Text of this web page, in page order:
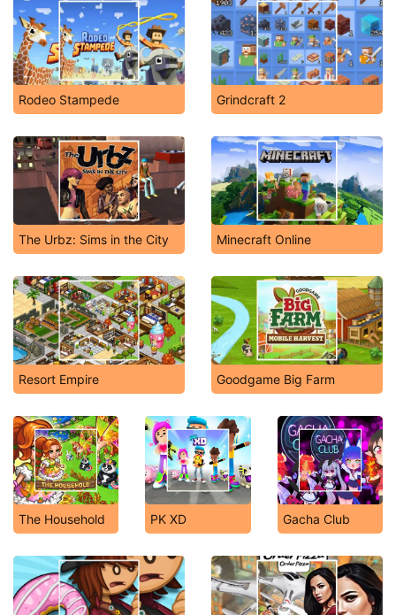
Rodeo Stampede Grindcraft 2
The Urbz: Sims in the City Minecraft Online
Resort Empire Goodgame Big Farm
The Household PK XD Gacha Club